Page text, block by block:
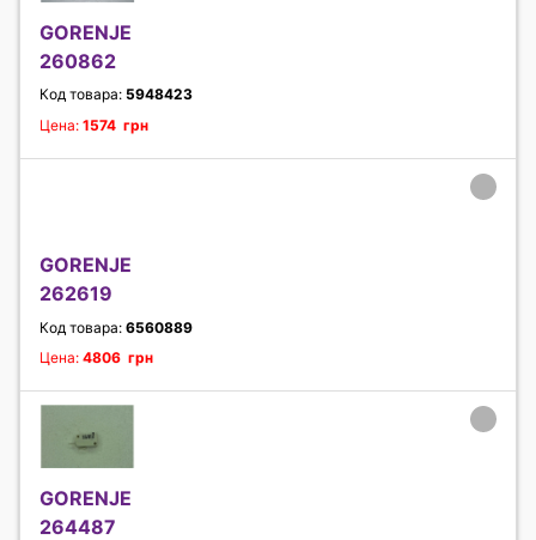
GORENJE
260862
Код товара: 5948423
Цена: 1574 грн
GORENJE
262619
Код товара: 6560889
Цена: 4806 грн
GORENJE
264487